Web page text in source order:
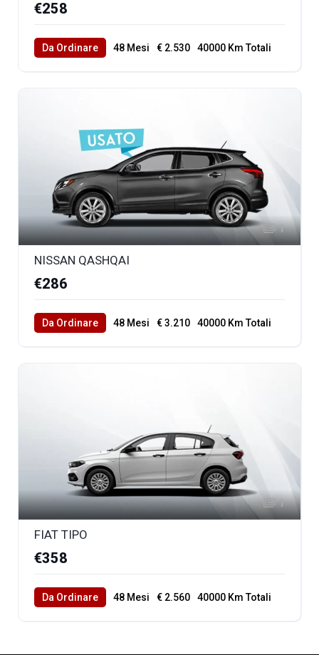
€258
Da Ordinare 48 Mesi € 2.530 40000 Km Totali
1
NISSAN QASHQAI
€286
Da Ordinare 48 Mesi € 3.210 40000 Km Totali
1
FIAT TIPO
€358
Da Ordinare 48 Mesi € 2.560 40000 Km Totali